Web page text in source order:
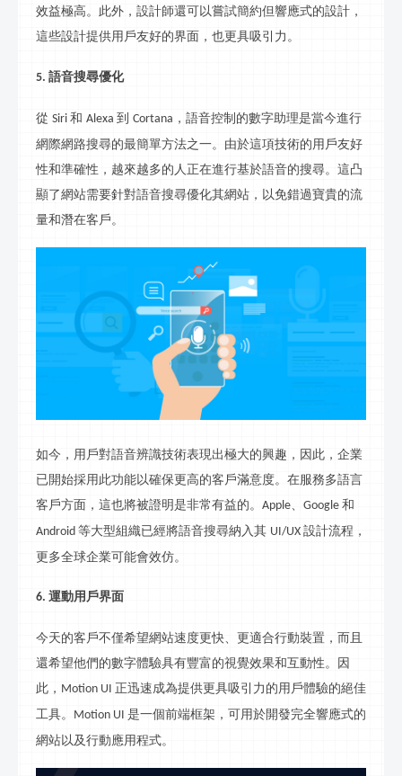
效益極高。此外，設計師還可以嘗試簡約但響應式的設計，
這些設計提供用戶友好的界面，也更具吸引力。
5. 語音搜尋優化
從 Siri 和 Alexa 到 Cortana ，語音控制的數字助理是當今進行
網際網路搜尋的最簡單方法之一。由於這項技術的用戶友好
性和準確性，越來越多的人正在進行基於語音的搜尋。這凸
顯了網站需要針對語音搜尋優化其網站，以免錯過寶貴的流
量和潛在客戶。
如今，用戶對語音辨識技術表現出極大的興趣，因此，企業
已開始採用此功能以確保更高的客戶滿意度。在服務多語言
客戶方面，這也將被證明是非常有益的。 Apple Google 和
Android 等大型組織已經將語音搜尋納入其 UI/UX 設計流程，
更多全球企業可能會效仿。
6. 運動用戶界面
今天的客戶不僅希望網站速度更快、更適合行動裝置，而且
還希望他們的數字體驗具有豐富的視覺效果和互動性。因
此， Motion UI 正迅速成為提供更具吸引力的用戶體驗的絕佳
工具。 Motion UI 是一個前端框架，可用於開發完全響應式的
網站以及行動應用程式。